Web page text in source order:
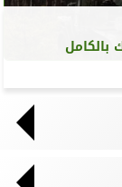
بالكامل